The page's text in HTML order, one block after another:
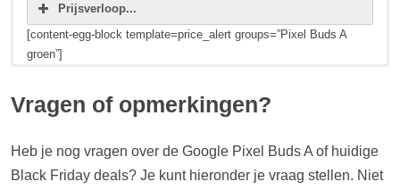
Prijsverloop...
[content-egg-block template=price_alert groups=”Pixel Buds A
groen”]
Buds A zwart”]
Prijsverloop...
Buds A wit”]
Prijsverloop...
Buds A blauw”]
Prijsverloop...
Vragen of opmerkingen?
Heb je nog vragen over de Google Pixel Buds A of huidige
Black Friday deals? Je kunt hieronder je vraag stellen. Niet